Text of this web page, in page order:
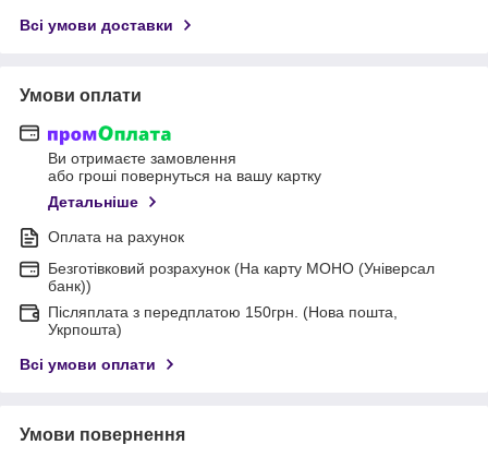
Всі умови доставки
Умови оплати
Ви отримаєте замовлення
або гроші повернуться на вашу картку
Детальніше
Оплата на рахунок
Безготівковий розрахунок (На карту МОНО (Універсал
банк))
Післяплата з передплатою 150грн. (Нова пошта,
Укрпошта)
Всі умови оплати
Умови повернення